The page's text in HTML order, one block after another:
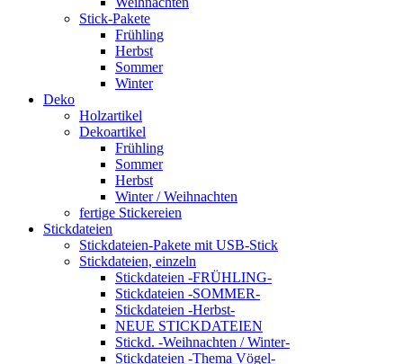
Stick-Pakete
Frühling
Herbst
Sommer
Winter
Deko
Holzartikel
Dekoartikel
Frühling
Sommer
Herbst
Winter / Weihnachten
fertige Stickereien
Stickdateien
Stickdateien-Pakete mit USB-Stick
Stickdateien, einzeln
Stickdateien -FRÜHLING-
Stickdateien -SOMMER-
Stickdateien -Herbst-
NEUE STICKDATEIEN
Stickd. -Weihnachten / Winter-
Stickdateien -Thema Vögel-